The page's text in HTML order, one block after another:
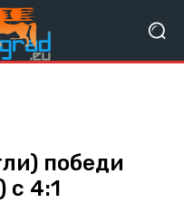
победи
с 4:1